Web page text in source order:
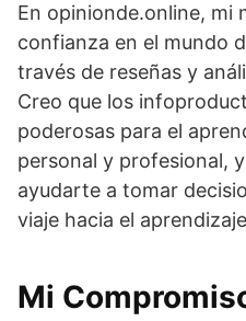
En opinionde.online, mi
confianza en el mundo
través de reseñas y
Creo que los
poderosas para el
personal y profesional,
ayudarte a tomar
viaje hacia el
Mi